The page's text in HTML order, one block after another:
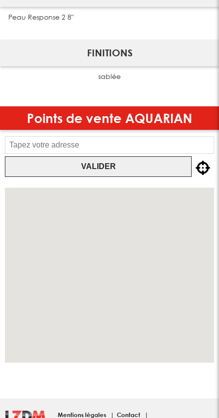
Peau Response 2 8"
FINITIONS
sablée
Points de vente AQUARIAN
VALIDER
Mentions légales Contact